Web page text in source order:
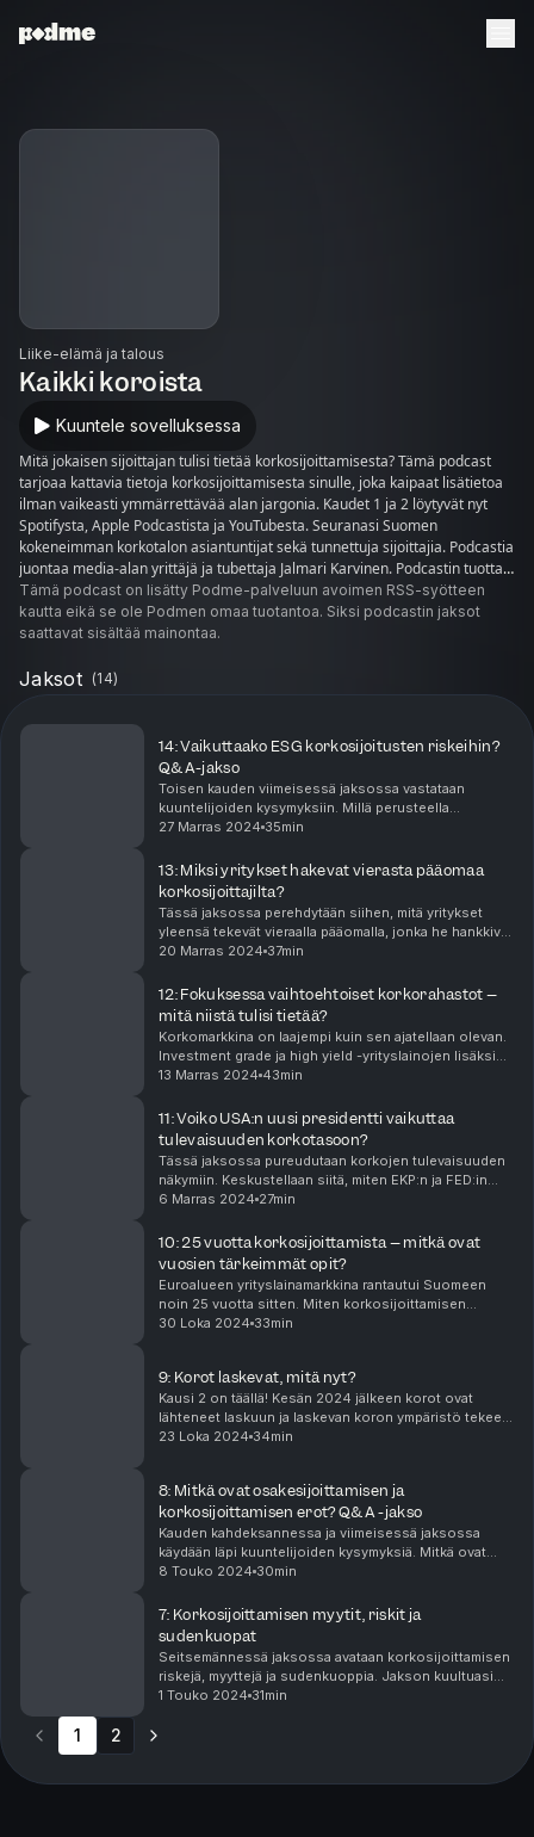
Liike-elämä ja talous
Kaikki koroista
Kuuntele sovelluksessa
Mitä jokaisen sijoittajan tulisi tietää korkosijoittamisesta? Tämä podcast
tarjoaa kattavia tietoja korkosijoittamisesta sinulle, joka kaipaat lisätietoa
ilman vaikeasti ymmärrettävää alan jargonia. Kaudet 1 ja 2 löytyvät nyt
Spotifysta, Apple Podcastista ja YouTubesta. Seuranasi Suomen
kokeneimman korkotalon asiantuntijat sekä tunnettuja sijoittajia. Podcastia
juontaa media-alan yrittäjä ja tubettaja Jalmari Karvinen. Podcastin tuottaa
Evli.
Tämä podcast on lisätty Podme-palveluun avoimen RSS-syötteen
kautta eikä se ole Podmen omaa tuotantoa. Siksi podcastin jaksot
saattavat sisältää mainontaa.
Jaksot (14)
14: Vaikuttaako ESG korkosijoitusten riskeihin?
Q&A-jakso
Toisen kauden viimeisessä jaksossa vastataan
kuuntelijoiden kysymyksiin. Millä perusteella
rahastoihin valitaan sopivimmat yrityslainat? Entä
odotuksiin EK...
27 Marras 2024 35min
13: Miksi yritykset hakevat vierasta pääomaa
korkosijoittajilta?
Tässä jaksossa perehdytään siihen, mitä yritykset
yleensä tekevät vieraalla pääomalla, jonka he hankkivat
emittoinnin eli lainapapereihin sijoitettavien varojen
20 Marras 2024 37min
12: Fokuksessa vaihtoehtoiset korkorahastot –
mitä niistä tulisi tietää?
Korkomarkkina on laajempi kuin sen ajatellaan olevan.
Investment grade ja high yield -yrityslainojen lisäksi
korkomarkkinoilta löytyy myös vaihtoehtoisia
13 Marras 2024 43min
11: Voiko USA:n uusi presidentti vaikuttaa
tulevaisuuden korkotasoon?
Tässä jaksossa pureudutaan korkojen tulevaisuuden
näkymiin. Keskustellaan siitä, miten EKP:n ja FED:in
koronlaskut vaikuttavat korkomarkkinan
miten es...
6 Marras 2024 27min
10: 25 vuotta korkosijoittamista – mitkä ovat
vuosien tärkeimmät opit?
Euroalueen yrityslainamarkkina rantautui Suomeen
noin 25 vuotta sitten. Miten korkosijoittamisen
maailma on muuttunut ja kehittynyt näiden 25 vuoden
30 Loka 2024 33min
9: Korot laskevat, mitä nyt?
Kausi 2 on täällä! Kesän 2024 jälkeen korot ovat
lähteneet laskuun ja laskevan koron ympäristö tekee
korkosijoittamisesta erityisen kiinnostavaa. Tässä
23 Loka 2024 34min
8: Mitkä ovat osakesijoittamisen ja
korkosijoittamisen erot? Q&A -jakso
Kauden kahdeksannessa ja viimeisessä jaksossa
käydään läpi kuuntelijoiden kysymyksiä. Mitkä ovat
osakesijoittamisen ja korkosijoittamisen erot? Entä
8 Touko 2024 30min
7: Korkosijoittamisen myytit, riskit ja
sudenkuopat
Seitsemännessä jaksossa avataan korkosijoittamisen
riskejä, myyttejä ja sudenkuoppia. Jakson kuultuasi
tiedät muun muassa, miksi hyvä salkku kannattaa
1 Touko 2024 31min
1 2